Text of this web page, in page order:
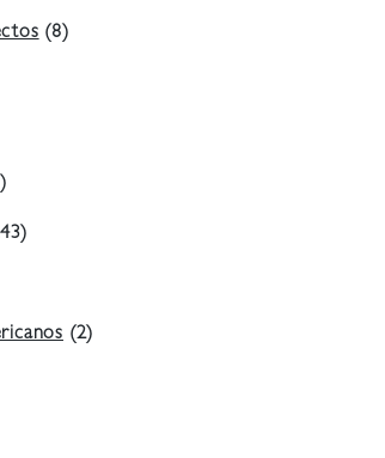
(8)
(2)